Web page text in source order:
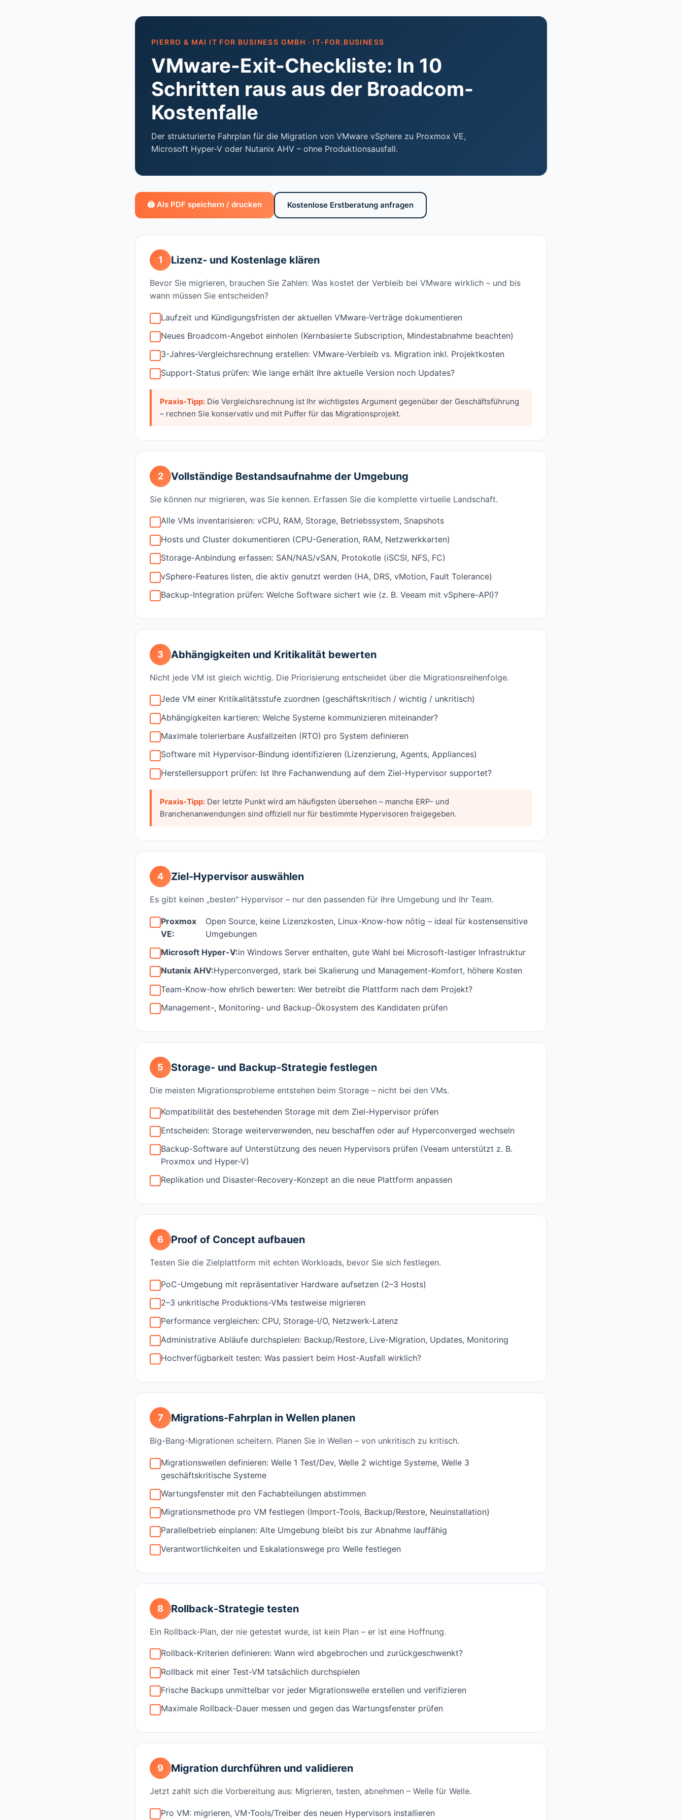
PIERRO & MAI IT FOR BUSINESS GMBH · IT-FOR.BUSINESS
VMware-Exit-Checkliste: In 10
Schritten raus aus der Broadcom-
Kostenfalle
Der strukturierte Fahrplan für die Migration von VMware vSphere zu Proxmox VE,
Microsoft Hyper-V oder Nutanix AHV – ohne Produktionsausfall.
🖨 Als PDF speichern / drucken Kostenlose Erstberatung anfragen
1 Lizenz- und Kostenlage klären
Bevor Sie migrieren, brauchen Sie Zahlen: Was kostet der Verbleib bei VMware wirklich – und bis
wann müssen Sie entscheiden?
Laufzeit und Kündigungsfristen der aktuellen VMware-Verträge dokumentieren
Neues Broadcom-Angebot einholen (Kernbasierte Subscription, Mindestabnahme beachten)
3-Jahres-Vergleichsrechnung erstellen: VMware-Verbleib vs. Migration inkl. Projektkosten
Support-Status prüfen: Wie lange erhält Ihre aktuelle Version noch Updates?
Praxis-Tipp: Die Vergleichsrechnung ist Ihr wichtigstes Argument gegenüber der Geschäftsführung
– rechnen Sie konservativ und mit Puffer für das Migrationsprojekt.
2 Vollständige Bestandsaufnahme der Umgebung
Sie können nur migrieren, was Sie kennen. Erfassen Sie die komplette virtuelle Landschaft.
Alle VMs inventarisieren: vCPU, RAM, Storage, Betriebssystem, Snapshots
Hosts und Cluster dokumentieren (CPU-Generation, RAM, Netzwerkkarten)
Storage-Anbindung erfassen: SAN/NAS/vSAN, Protokolle (iSCSI, NFS, FC)
vSphere-Features listen, die aktiv genutzt werden (HA, DRS, vMotion, Fault Tolerance)
Backup-Integration prüfen: Welche Software sichert wie (z. B. Veeam mit vSphere-API)?
3 Abhängigkeiten und Kritikalität bewerten
Nicht jede VM ist gleich wichtig. Die Priorisierung entscheidet über die Migrationsreihenfolge.
Jede VM einer Kritikalitätsstufe zuordnen (geschäftskritisch / wichtig / unkritisch)
Abhängigkeiten kartieren: Welche Systeme kommunizieren miteinander?
Maximale tolerierbare Ausfallzeiten (RTO) pro System definieren
Software mit Hypervisor-Bindung identifizieren (Lizenzierung, Agents, Appliances)
Herstellersupport prüfen: Ist Ihre Fachanwendung auf dem Ziel-Hypervisor supportet?
Praxis-Tipp: Der letzte Punkt wird am häufigsten übersehen – manche ERP- und
Branchenanwendungen sind offiziell nur für bestimmte Hypervisoren freigegeben.
4 Ziel-Hypervisor auswählen
Es gibt keinen „besten" Hypervisor – nur den passenden für Ihre Umgebung und Ihr Team.
Proxmox
VE:
Open Source, keine Lizenzkosten, Linux-Know-how nötig – ideal für kostensensitive
Umgebungen
Microsoft Hyper-V:in Windows Server enthalten, gute Wahl bei Microsoft-lastiger Infrastruktur
Nutanix AHV:Hyperconverged, stark bei Skalierung und Management-Komfort, höhere Kosten
Team-Know-how ehrlich bewerten: Wer betreibt die Plattform nach dem Projekt?
Management-, Monitoring- und Backup-Ökosystem des Kandidaten prüfen
5 Storage- und Backup-Strategie festlegen
Die meisten Migrationsprobleme entstehen beim Storage – nicht bei den VMs.
Kompatibilität des bestehenden Storage mit dem Ziel-Hypervisor prüfen
Entscheiden: Storage weiterverwenden, neu beschaffen oder auf Hyperconverged wechseln
Backup-Software auf Unterstützung des neuen Hypervisors prüfen (Veeam unterstützt z. B.
Proxmox und Hyper-V)
Replikation und Disaster-Recovery-Konzept an die neue Plattform anpassen
6 Proof of Concept aufbauen
Testen Sie die Zielplattform mit echten Workloads, bevor Sie sich festlegen.
PoC-Umgebung mit repräsentativer Hardware aufsetzen (2–3 Hosts)
2–3 unkritische Produktions-VMs testweise migrieren
Performance vergleichen: CPU, Storage-I/O, Netzwerk-Latenz
Administrative Abläufe durchspielen: Backup/Restore, Live-Migration, Updates, Monitoring
Hochverfügbarkeit testen: Was passiert beim Host-Ausfall wirklich?
7 Migrations-Fahrplan in Wellen planen
Big-Bang-Migrationen scheitern. Planen Sie in Wellen – von unkritisch zu kritisch.
Migrationswellen definieren: Welle 1 Test/Dev, Welle 2 wichtige Systeme, Welle 3
geschäftskritische Systeme
Wartungsfenster mit den Fachabteilungen abstimmen
Migrationsmethode pro VM festlegen (Import-Tools, Backup/Restore, Neuinstallation)
Parallelbetrieb einplanen: Alte Umgebung bleibt bis zur Abnahme lauffähig
Verantwortlichkeiten und Eskalationswege pro Welle festlegen
8 Rollback-Strategie testen
Ein Rollback-Plan, der nie getestet wurde, ist kein Plan – er ist eine Hoffnung.
Rollback-Kriterien definieren: Wann wird abgebrochen und zurückgeschwenkt?
Rollback mit einer Test-VM tatsächlich durchspielen
Frische Backups unmittelbar vor jeder Migrationswelle erstellen und verifizieren
Maximale Rollback-Dauer messen und gegen das Wartungsfenster prüfen
9 Migration durchführen und validieren
Jetzt zahlt sich die Vorbereitung aus: Migrieren, testen, abnehmen – Welle für Welle.
Pro VM: migrieren, VM-Tools/Treiber des neuen Hypervisors installieren